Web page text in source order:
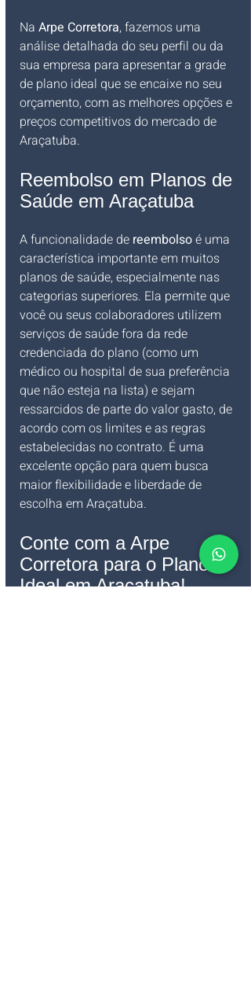
Na Arpe Corretora, fazemos uma
análise detalhada do seu perfil ou da
sua empresa para apresentar a grade
de plano ideal que se encaixe no seu
orçamento, com as melhores opções e
preços competitivos do mercado de
Araçatuba.
Reembolso em Planos de
Saúde em Araçatuba
A funcionalidade de reembolso é uma
característica importante em muitos
planos de saúde, especialmente nas
categorias superiores. Ela permite que
você ou seus colaboradores utilizem
serviços de saúde fora da rede
credenciada do plano (como um
médico ou hospital de sua preferência
que não esteja na lista) e sejam
ressarcidos de parte do valor gasto, de
acordo com os limites e as regras
estabelecidas no contrato. É uma
excelente opção para quem busca
maior flexibilidade e liberdade de
escolha em Araçatuba.
Conte com a Arpe
Corretora para o Plano
Ideal em Araçatuba!